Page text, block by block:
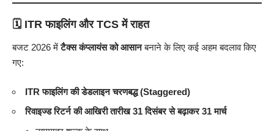
🗓️ ITR फाइलिंग और TCS में राहत
बजट 2026 मेंटैक्स कंप्लायंस को आसानबनाने के लिए कई अहम बदलाव किए
गए:
ITR फाइलिंग की डेडलाइन चरणबद्ध (Staggered)
रिवाइज्ड रिटर्न की आखिरी तारीख 31 दिसंबर से बढ़ाकर 31 मार्च